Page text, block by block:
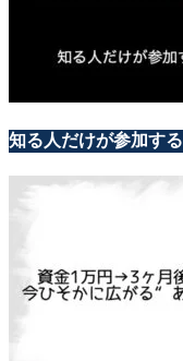
知る人だけが参加す